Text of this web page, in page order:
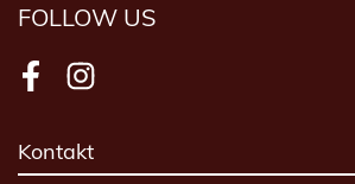
FOLLOW US
FacebookInstagram
Kontakt